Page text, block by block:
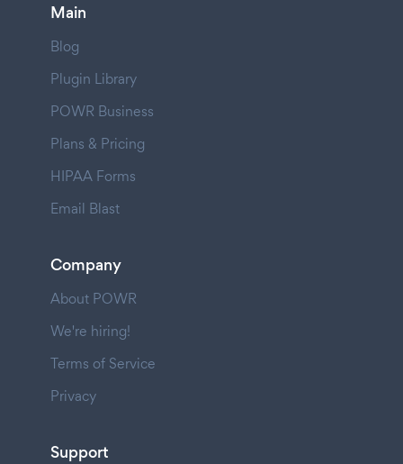
Main
Blog
Plugin Library
POWR Business
Plans & Pricing
HIPAA Forms
Email Blast
Company
About POWR
We're hiring!
Terms of Service
Privacy
Support